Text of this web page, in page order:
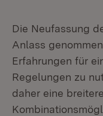
Die Neufassung
Anlass
Erfahrungen für
Regelungen zu
daher eine